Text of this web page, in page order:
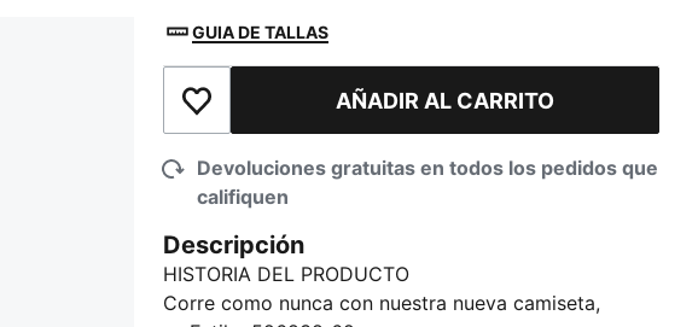
GUIA DE TALLAS
Añadir a la lista de deseosAÑADIR AL CARRITO
Devoluciones gratuitas en todos los pedidos que
califiquen
Descripción
HISTORIA DEL PRODUCTO
Corre como nunca con nuestra nueva camiseta,